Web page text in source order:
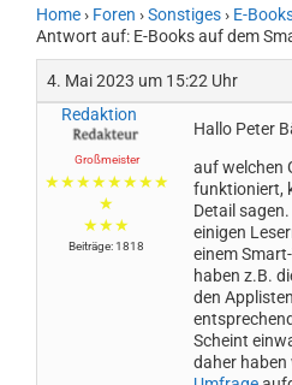
Home› Foren ›Sonstiges› E-
Antwort auf: E-Books auf dem
4. Mai 2023 um 15:22 Uhr
Redaktion
Großmeister
★★★★★★★★
★
★★★
Beiträge: 1818
Hallo Peter
auf welchen
funktioniert,
Detail
einigen
einem
haben z.B.
den
Scheint
daher haben